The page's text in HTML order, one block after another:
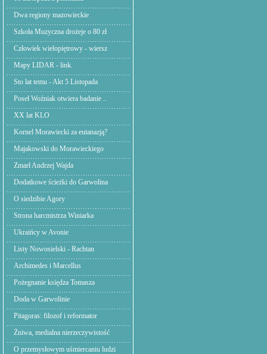
Dwa regiony mazowieckie
Szkoła Muzyczna drożeje o 80 zł
Człowiek wielopiętrowy - wiersz
Mapy LIDAR - link.
Sto lat temu - Akt 5 Listopada
Poseł Woźniak otwiera badanie ..
XX lat KLO
Kornel Morawiecki za eutanazją?
Majakowski do Morawieckiego
Zmarł Andrzej Wajda
Dodatkowe ścieżki do Garwolina
O siedzibie Agory
Strona harcmistrza Winiarka
Ukraińcy w Avonie
Listy Nowosielski - Rachtan
Archimedes i Marcellus
Pożegnanie księdza Tomasza
Doda w Garwolinie
Pitagoras: filozof i reformator
Żniwa, medialna nierzeczywistość
O przemysłowym uśmiercaniu ludzi